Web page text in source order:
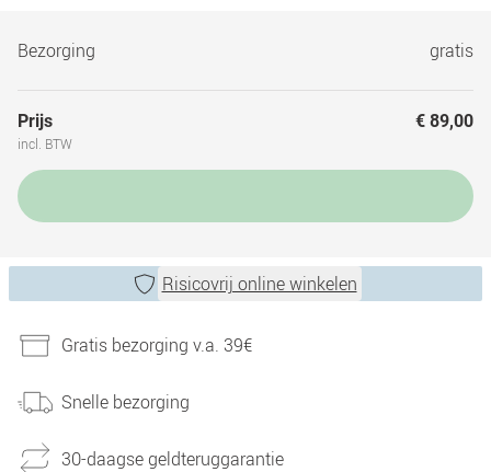
Bezorging gratis
Prijs
incl. BTW
€ 89,00
Risicovrij online winkelen
Gratis bezorging v.a. 39€
Snelle bezorging
30-daagse geldteruggarantie